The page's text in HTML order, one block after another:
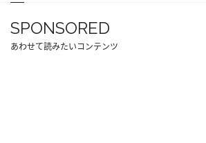
SPONSORED
あわせて読みたいコンテンツ